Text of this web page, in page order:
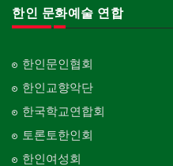
한인 문화예술 연합
한인문인협회
한인교향악단
한국학교연합회
토론토한인회
한인여성회